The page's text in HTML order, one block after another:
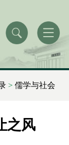
> 儒学与社会
之风